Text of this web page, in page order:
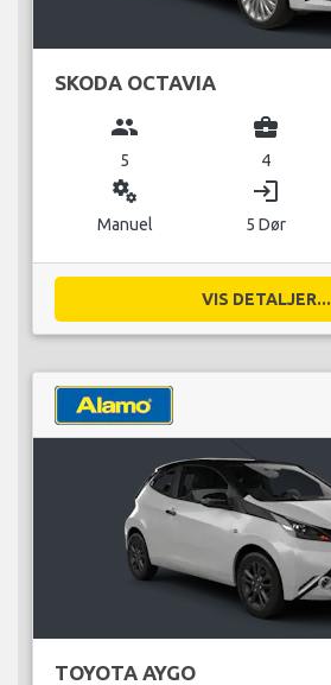
SKODA OCTAVIA
group
5
business_center
4
miscellaneous_services
Manuel
login
5 Dør
VIS DETALJER...
TOYOTA AYGO